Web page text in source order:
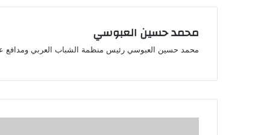
محمد حسين العبوسي
محمد حسين العبوسي رئيس منظمة الشباب العربي ومدافع